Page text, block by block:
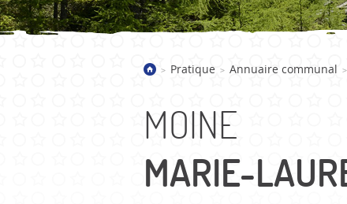
LA COMMUNE D'EVOLÈNE
Villages
Actualités
Historique
> Pratique > Annuaire communal >
MOINE
MARIE-